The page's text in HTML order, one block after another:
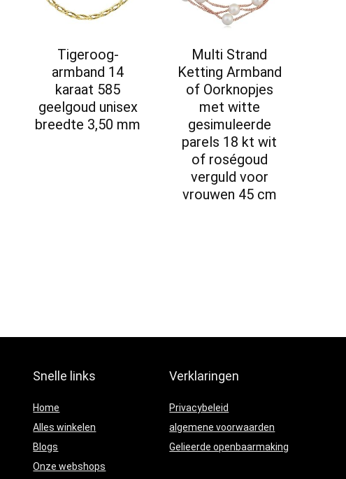
Tigeroog-
armband 14
karaat 585
geelgoud unisex
breedte 3,50 mm
Multi Strand
Ketting Armband
of Oorknopjes
met witte
gesimuleerde
parels 18 kt wit
of roségoud
verguld voor
vrouwen 45 cm
Snelle links
Home
Alles winkelen
Blogs
Onze webshops
Verklaringen
Privacybeleid
algemene voorwaarden
Gelieerde openbaarmaking